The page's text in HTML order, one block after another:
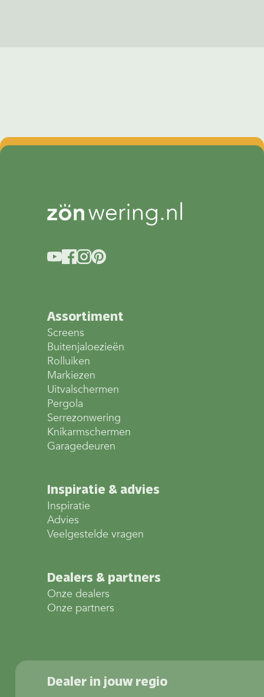
Assortiment
Screens
Buitenjaloezieën
Rolluiken
Markiezen
Uitvalschermen
Pergola
Serrezonwering
Knikarmschermen
Garagedeuren
Inspiratie & advies
Inspiratie
Advies
Veelgestelde vragen
Dealers & partners
Onze dealers
Onze partners
Dealer in jouw regio